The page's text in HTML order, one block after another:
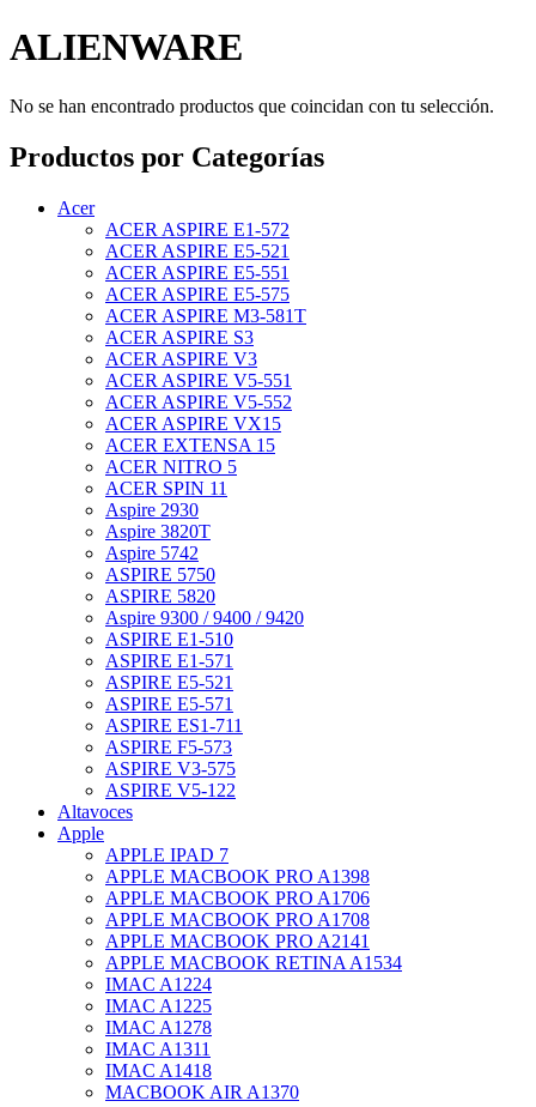
ALIENWARE
No se han encontrado productos que coincidan con tu selección.
Productos por Categorías
Acer
ACER ASPIRE E1-572
ACER ASPIRE E5-521
ACER ASPIRE E5-551
ACER ASPIRE E5-575
ACER ASPIRE M3-581T
ACER ASPIRE S3
ACER ASPIRE V3
ACER ASPIRE V5-551
ACER ASPIRE V5-552
ACER ASPIRE VX15
ACER EXTENSA 15
ACER NITRO 5
ACER SPIN 11
Aspire 2930
Aspire 3820T
Aspire 5742
ASPIRE 5750
ASPIRE 5820
Aspire 9300 / 9400 / 9420
ASPIRE E1-510
ASPIRE E1-571
ASPIRE E5-521
ASPIRE E5-571
ASPIRE ES1-711
ASPIRE F5-573
ASPIRE V3-575
ASPIRE V5-122
Altavoces
Apple
APPLE IPAD 7
APPLE MACBOOK PRO A1398
APPLE MACBOOK PRO A1706
APPLE MACBOOK PRO A1708
APPLE MACBOOK PRO A2141
APPLE MACBOOK RETINA A1534
IMAC A1224
IMAC A1225
IMAC A1278
IMAC A1311
IMAC A1418
MACBOOK AIR A1370